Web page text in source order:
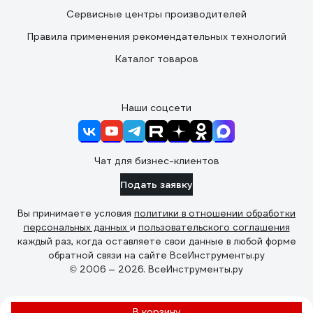
Сервисные центры производителей
Правила применения рекомендательных технологий
Каталог товаров
Наши соцсети
Чат для бизнес-клиентов
Подать заявку
Вы принимаете условия политики в отношении обработки
персональных данных и пользовательского соглашения
каждый раз, когда оставляете свои данные в любой форме
обратной связи на сайте ВсеИнструменты.ру
© 2006 — 2026. ВсеИнструменты.ру